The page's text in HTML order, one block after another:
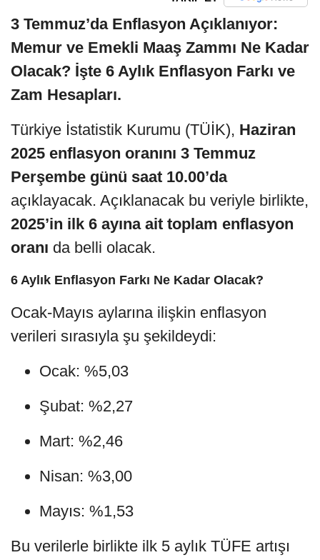
3 Temmuz’da Enflasyon Açıklanıyor:
Memur ve Emekli Maaş Zammı Ne Kadar
Olacak? İşte 6 Aylık Enflasyon Farkı ve
Zam Hesapları.
Türkiye İstatistik Kurumu (TÜİK), Haziran
2025 enflasyon oranını 3 Temmuz
Perşembe günü saat 10.00’da
açıklayacak. Açıklanacak bu veriyle birlikte,
2025’in ilk 6 ayına ait toplam enflasyon
oranı da belli olacak.
6 Aylık Enflasyon Farkı Ne Kadar Olacak?
Ocak-Mayıs aylarına ilişkin enflasyon
verileri sırasıyla şu şekildeydi:
Ocak: %5,03
Şubat: %2,27
Mart: %2,46
Nisan: %3,00
Mayıs: %1,53
Bu verilerle birlikte ilk 5 aylık TÜFE artışı